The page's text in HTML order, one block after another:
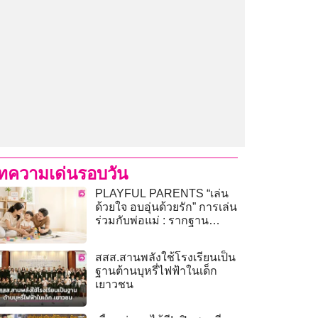
ความเด่นรอบวัน
PLAYFUL PARENTS “เล่น
ด้วยใจ อบอุ่นด้วยรัก” การเล่น
ร่วมกับพ่อแม่ : รากฐาน
สสส.สานพลังใช้โรงเรียนเป็น
ฐานต้านบุหรี่ไฟฟ้าในเด็ก
เยาวชน